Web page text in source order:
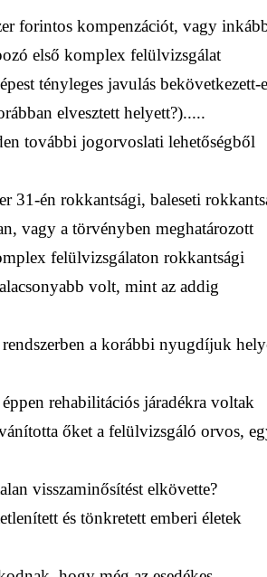
forintos kompenzációt, vagy
első komplex felülvizsgálat
tényleges javulás bekövetkezett-
elvesztett helyett?).....
további jogorvoslati lehetőségből
31-én rokkantsági, baleseti
vagy a törvényben meghatározott
felülvizsgálaton rokkantsági
volt, mint az addig
a korábbi nyugdíjuk
rehabilitációs járadékra voltak
őket a felülvizsgáló orvos,
visszaminősítést elkövette?
és tönkretett emberi életek